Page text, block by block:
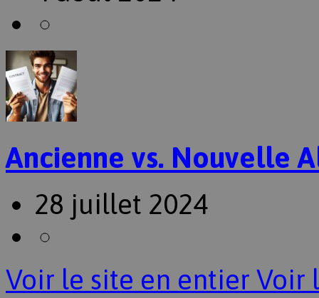
Ancienne vs. Nouvelle
28 juillet 2024
Voir le site en entier Voir